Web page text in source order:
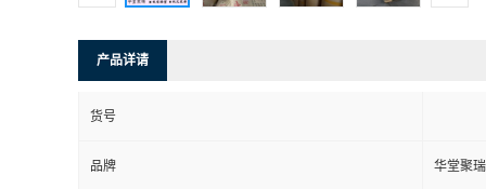
产品详请
货号
品牌 华堂聚瑞